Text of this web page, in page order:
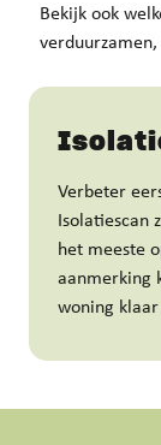
Bekijk ook
verduurzamen,
Verbeter
Isolatiescan
het meeste
aanmerking
woning